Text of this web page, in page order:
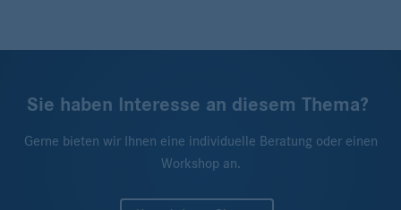
Sie haben Interesse an diesem Thema?
Gerne bieten wir Ihnen eine individuelle Beratung oder einen
Workshop an.